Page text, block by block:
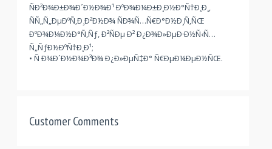
ÑÐ²Ð¾Ð±Ð¾Ð´Ð½Ð¾Ð¹ ÐºÐ¾Ð¼Ð±Ð¸Ð½Ð°Ñ†Ð¸Ð¸,
ÑÑ„Ñ„ÐµÐºÑ‚Ð¸Ð²Ð½Ð¾ ÑÐ¾Ñ…Ñ€Ð°Ð½Ð¸Ñ‚ÑŒ
ÐºÐ¾Ð¼Ð½Ð°Ñ‚Ñƒ, Ð²ÑÐµ Ð² Ð¿Ð¾Ð»ÐµÐ·Ð½Ñ‹Ñ…
Ñ„ÑƒÐ½ÐºÑ†Ð¸Ð¹;
• Ñ Ð¾Ð´Ð½Ð¾Ð³Ð¾ Ð¿Ð»ÐµÑ‡Ð° Ñ€ÐµÐ¼ÐµÐ½ÑŒ.
Customer Comments